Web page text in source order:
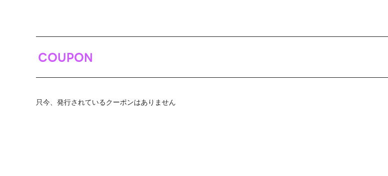
COUPON
只今、発行されているクーポンはありません